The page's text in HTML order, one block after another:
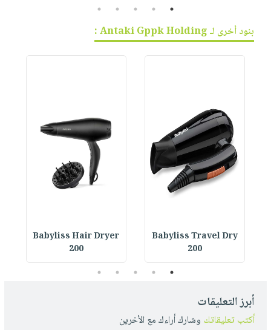
1
2
3
4
5
بنود أخرى لـ Antaki Gppk Holding :
Babyliss Travel Dry
200
Babyliss Hair Dryer
200
1
2
3
4
5
أبرز التعليقات
أكتب تعليقاتك وشارك أراءك مع الأخرين